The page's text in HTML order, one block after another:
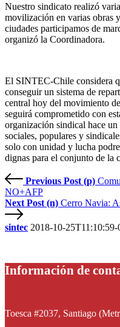
Nuestro sindicato realizó
movilización en varias obras
ciudades participamos de
organizó la Coordinadora.
El SINTEC-Chile considera
conseguir un sistema de
central hoy del movimiento
seguirá comprometido con
organización sindical hace
sociales, populares y
solo con unidad y lucha
dignas para el conjunto de la
Previous Post (p)
NO+AFP
Next Post (n) Cerro Navia:
sintec 2018-10-25T11:10:59-
Información de
Toesca #2037, Santiago